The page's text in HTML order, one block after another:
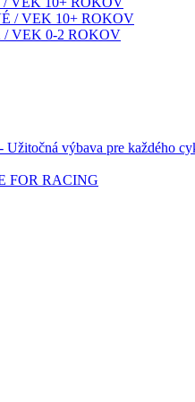
/ VEK 10+ ROKOV
VEK 0-2 ROKOV
výbava pre každého
FOR RACING